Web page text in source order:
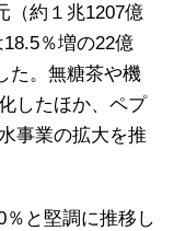
（約１兆1207億
％増の22億
た。無糖茶や機
したほか、ペプ
事業の拡大を推
と堅調に推移し